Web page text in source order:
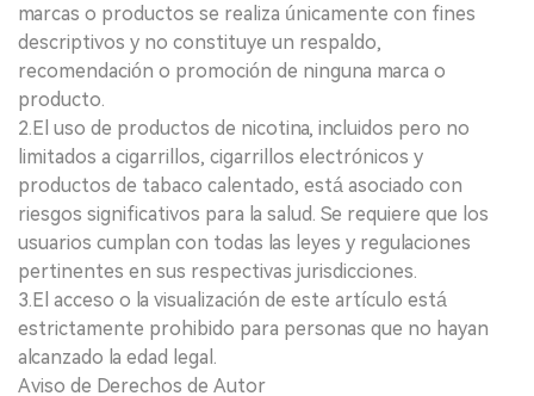
marcas o productos se realiza únicamente con fines
descriptivos y no constituye un respaldo,
recomendación o promoción de ninguna marca o
producto.
2.El uso de productos de nicotina, incluidos pero no
limitados a cigarrillos, cigarrillos electrónicos y
productos de tabaco calentado, está asociado con
riesgos significativos para la salud. Se requiere que los
usuarios cumplan con todas las leyes y regulaciones
pertinentes en sus respectivas jurisdicciones.
3.El acceso o la visualización de este artículo está
estrictamente prohibido para personas que no hayan
alcanzado la edad legal.
Aviso de Derechos de Autor